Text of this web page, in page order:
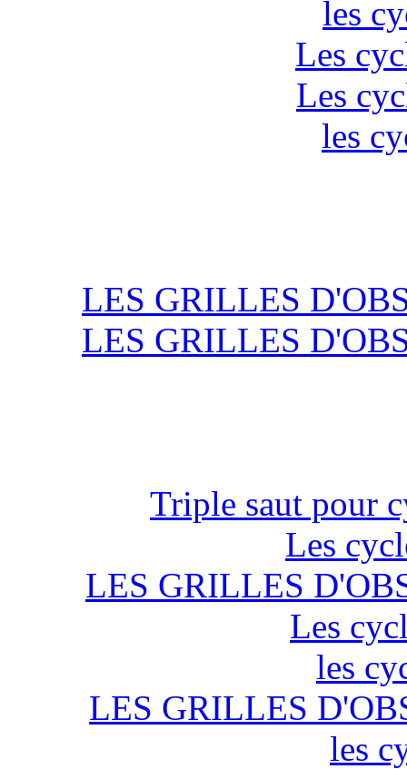
les
Les
Les
les
LES GRILLES
LES GRILLES
Triple saut pour
Les
LES GRILLES
Les
les
LES GRILLES
les